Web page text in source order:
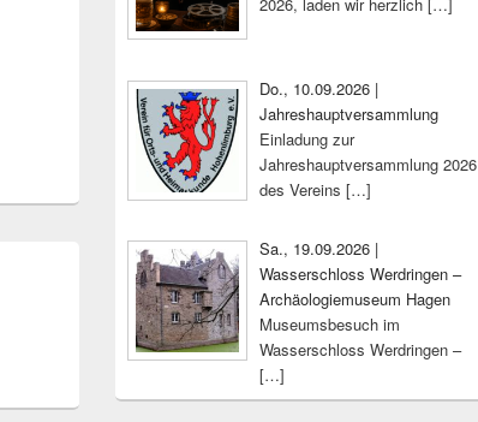
Do., 10.09.2026 |
Jahreshauptversammlung
Einladung zur
Jahreshauptversammlung 2026
des Vereins […]
Sa., 19.09.2026 |
Wasserschloss Werdringen –
Archäologiemuseum Hagen
Museumsbesuch im
Wasserschloss Werdringen –
[…]